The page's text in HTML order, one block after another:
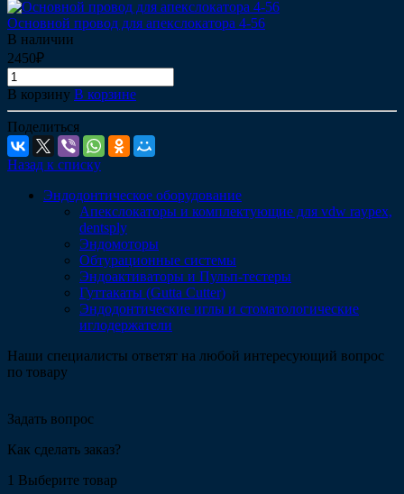
Основной провод для апекслокатора 4-56
В наличии
2450₽
В корзину В корзине
Поделиться
Назад к списку
Эндодонтическое оборудование
Апекслокаторы и комплектующие для vdw raypex,
dentsply
Эндомоторы
Обтурационные системы
Эндоактиваторы и Пульп-тестеры
Гуттакаты (Gutta Cutter)
Эндодонтические иглы и стоматологические
иглодержатели
Наши специалисты ответят на любой интересующий вопрос
по товару
Задать вопрос
Как сделать заказ?
1 Выберите товар